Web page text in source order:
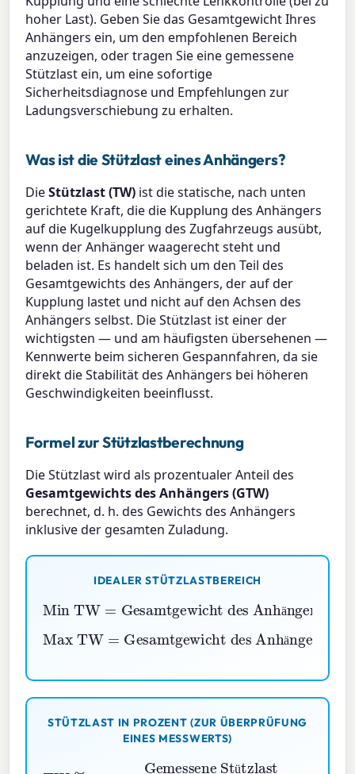
hoher Last). Geben Sie das Gesamtgewicht Ihres
Anhängers ein, um den empfohlenen Bereich
anzuzeigen, oder tragen Sie eine gemessene
Stützlast ein, um eine sofortige
Sicherheitsdiagnose und Empfehlungen zur
Ladungsverschiebung zu erhalten.
Was ist die Stützlast eines Anhängers?
DieStützlast (TW) ist die statische, nach unten
gerichtete Kraft, die die Kupplung des Anhängers
auf die Kugelkupplung des Zugfahrzeugs ausübt,
wenn der Anhänger waagerecht steht und
beladen ist. Es handelt sich um den Teil des
Gesamtgewichts des Anhängers, der auf der
Kupplung lastet und nicht auf den Achsen des
Anhängers selbst. Die Stützlast ist einer der
wichtigsten — und am häufigsten übersehenen —
Kennwerte beim sicheren Gespannfahren, da sie
direkt die Stabilität des Anhängers bei höheren
Geschwindigkeiten beeinflusst.
Formel zur Stützlastberechnung
Die Stützlast wird als prozentualer Anteil des
Gesamtgewichts des Anhängers (GTW)
berechnet, d. h. des Gewichts des Anhängers
inklusive der gesamten Zuladung.
IDEALER STÜTZLASTBEREICH
ä
Min TW=
Gesamtgewicht des Anhängers×10 %
ä
Max TW=
Gesamtgewicht des Anhängers×15%
STÜTZLAST IN PROZENT (ZUR ÜBERPRÜFUNG
EINES MESSWERTS)
ü
%=
Gesamtgewicht des Anhängers×100